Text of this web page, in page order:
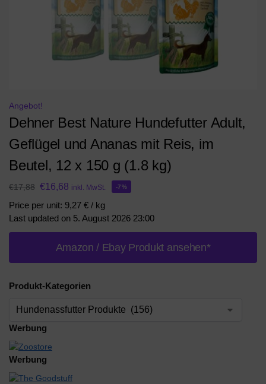
Angebot!
Dehner Best Nature Hundefutter Adult,
Geflügel und Ananas mit Reis, im
Beutel, 12 x 150 g (1.8 kg)
€17,88 €16,68 inkl. MwSt. -7%
Price per unit: 9,27 € / kg
Last updated on 5. August 2026 23:00
Amazon / Ebay Produkt ansehen*
Produkt-Kategorien
Werbung
Werbung